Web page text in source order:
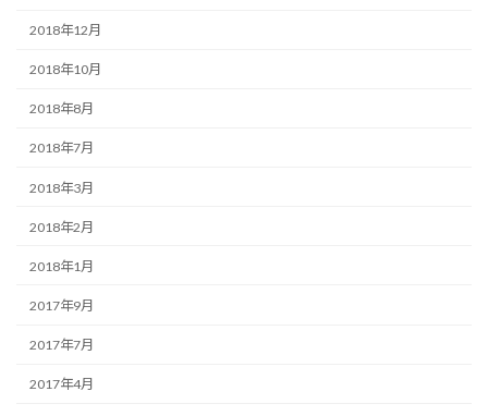
2018年12月
2018年10月
2018年8月
2018年7月
2018年3月
2018年2月
2018年1月
2017年9月
2017年7月
2017年4月